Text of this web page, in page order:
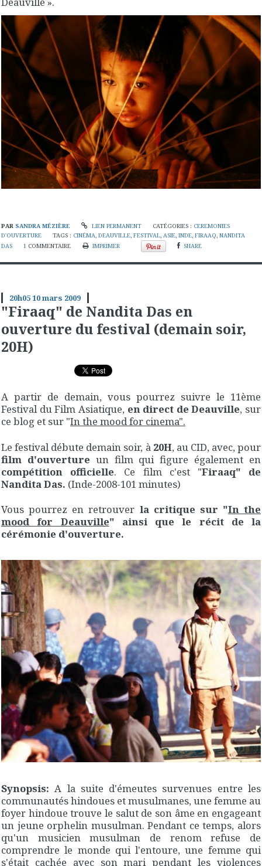
PAR SANDRA MÉZIÈRE LIEN PERMANENT CATÉGORIES : CEREMONIES
D'OUVERTURE
TAGS : CINÉMA,DEAUVILLE,FESTIVAL,ASIE,INDE,FIRAAQ,NANDITA
DAS
1 COMMENTAIRE IMPRIMER SHARE
20h0510mars 2009
"Firaaq" de Nandita Das en
ouverture du festival (demain soir,
20H)
A partir de demain, vous pourrez suivre le 11ème
Festival du Film Asiatique, en direct de Deauville, sur
ce blog et sur "In the mood for cinema".
Le festival débute demain soir, à 20H, au CID, avec, pour
film d'ouverture un film qui figure également en
compétition officielle. Ce film c'est "Firaaq" de
Nandita Das. (Inde-2008-101 minutes)
Vous pourrez en retrouver la critique sur "In the
mood for Deauville" ainsi que le récit de la
cérémonie d'ouverture.
Synopsis: A la suite d'émeutes survenues entre les
communautés hindoues et musulmanes, une femme au
foyer hindoue trouve le salut de son âme en engageant
un jeune orphelin musulman. Pendant ce temps, alors
qu'un musicien musulman de renom refuse de
comprendre le monde qui l'entoure, une femme qui
s'était cachée avec son mari pendant les violences